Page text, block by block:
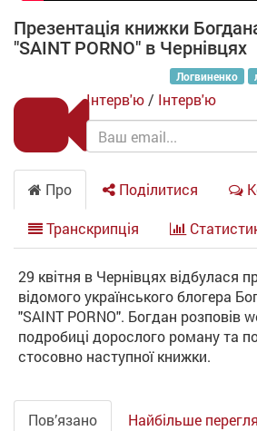
Презентація книжки
"SAINT PORNO" в Чернівцях
Логвиненко
Інтерв'ю / Інтерв'ю
Про Поділитися
Транскрипція
29 квітня в Чернівцях відбулася
відомого українського блогера
"SAINT PORNO". Богдан розповів
подробиці дорослого роману та
стосовно наступної книжки.
Пов’язано Найбільше